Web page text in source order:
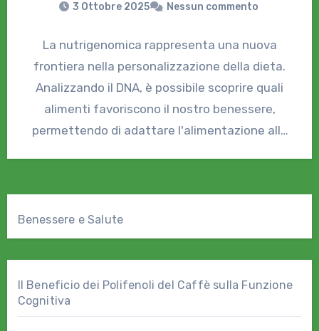
3 Ottobre 2025 Nessun commento
La nutrigenomica rappresenta una nuova
frontiera nella personalizzazione della dieta.
Analizzando il DNA, è possibile scoprire quali
alimenti favoriscono il nostro benessere,
permettendo di adattare l'alimentazione alle
Benessere e Salute
Il Beneficio dei Polifenoli del Caffè sulla Funzione
Cognitiva